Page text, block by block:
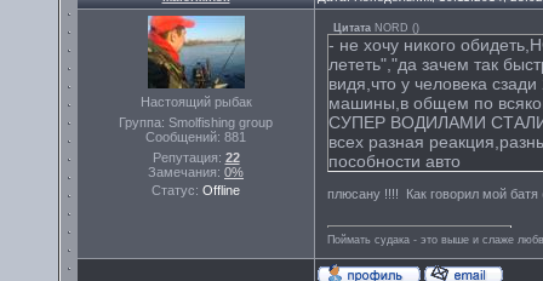
Настоящий рыбак
Группа: Smolfishing group
Сообщений: 881
Репутация: 22
Замечания: 0%
Статус: Offline
Цитата NORD ()
- не хочу никого
лететь","да зачем так
видя,что у человека
машины,в общем по
СУПЕР ВОДИЛАМИ
всех разная
пособности авто
плюсану !!!! Как говорил мой
Поймать судака - это выше и слаже